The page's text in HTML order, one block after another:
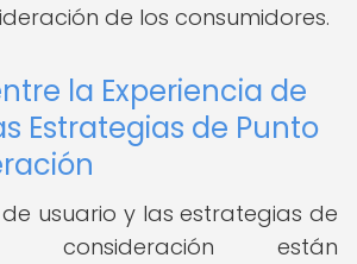
de los consumidores.
la Experiencia de
Estrategias de Punto
usuario y las estrategias de
están